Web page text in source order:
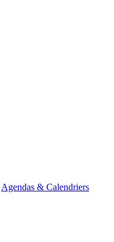
Agendas & Calendriers